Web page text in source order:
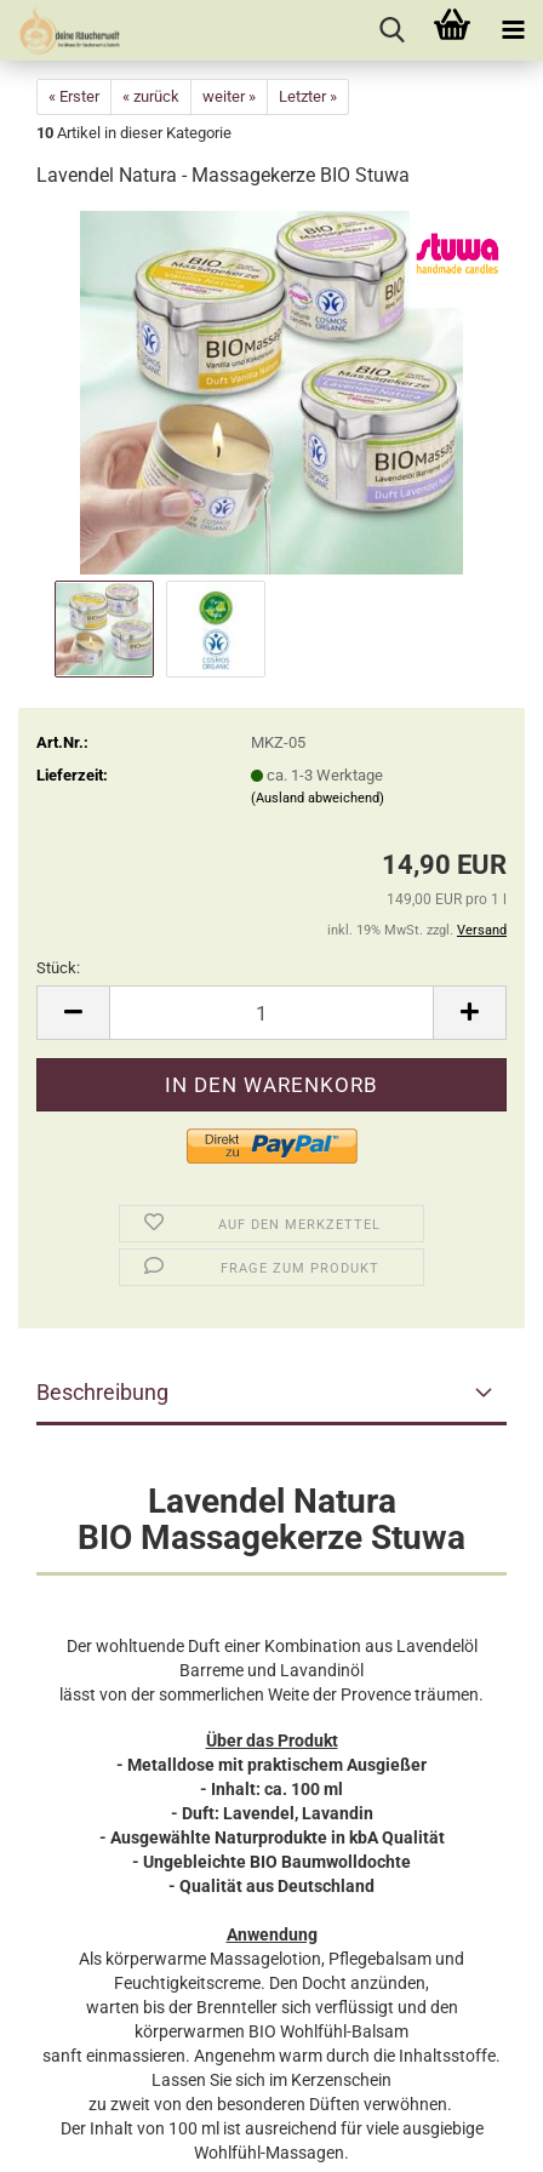
« Erster « zurück weiter »
Letzter »
10 Artikel in dieser Kategorie
Lavendel Natura - Massagekerze BIO Stuwa
Art.Nr.:
MKZ-05
Lieferzeit:
ca. 1-3 Werktage
(Ausland abweichend)
14,90 EUR
149,00 EUR pro 1 l
inkl. 19% MwSt. zzgl. Versand
Stück:
AUF DEN MERKZETTEL
FRAGE ZUM PRODUKT
Beschreibung
Lavendel Natura
BIO Massagekerze Stuwa
Der wohltuende Duft einer Kombination aus Lavendelöl
Barreme und Lavandinöl
lässt von der sommerlichen Weite der Provence träumen.
Über das Produkt
- Metalldose mit praktischem Ausgießer
- Inhalt: ca. 100 ml
- Duft: Lavendel, Lavandin
- Ausgewählte Naturprodukte in kbA Qualität
- Ungebleichte BIO Baumwolldochte
- Qualität aus Deutschland
Anwendung
Als körperwarme Massagelotion, Pflegebalsam und
Feuchtigkeitscreme. Den Docht anzünden,
warten bis der Brennteller sich verflüssigt und den
körperwarmen BIO Wohlfühl-Balsam
sanft einmassieren. Angenehm warm durch die Inhaltsstoffe.
Lassen Sie sich im Kerzenschein
zu zweit von den besonderen Düften verwöhnen.
Der Inhalt von 100 ml ist ausreichend für viele ausgiebige
Wohlfühl-Massagen.